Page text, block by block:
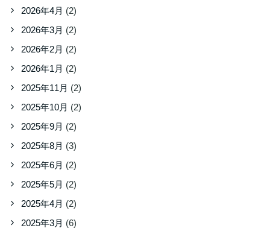
2026年4月 (2)
2026年3月 (2)
2026年2月 (2)
2026年1月 (2)
2025年11月 (2)
2025年10月 (2)
2025年9月 (2)
2025年8月 (3)
2025年6月 (2)
2025年5月 (2)
2025年4月 (2)
2025年3月 (6)